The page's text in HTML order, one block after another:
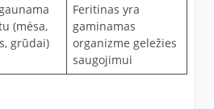
(mėsa,
grūdai)
Feritinas yra
gaminamas
organizme geležies
saugojimui